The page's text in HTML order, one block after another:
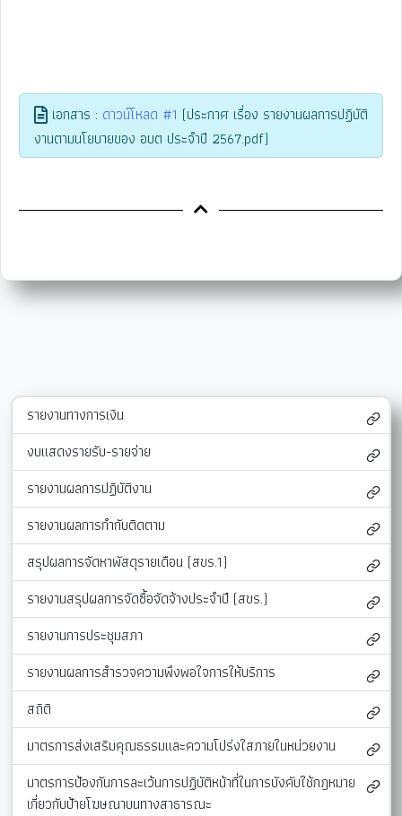
เอกสาร : ดาวน์โหลด #1 (ประกาศ เรื่อง รายงานผลการปฏิบัติ
งานตามนโยบายของ อบต ประจำปี 2567.pdf)
รายงานทางการเงิน
งบแสดงรายรับ-รายจ่าย
รายงานผลการปฏิบัติงาน
รายงานผลการกำกับติดตาม
สรุปผลการจัดหาพัสดุรายเดือน (สขร.1)
รายงานสรุปผลการจัดซื้อจัดจ้างประจำปี (สขร.)
รายงานการประชุมสภา
รายงานผลการสำรวจความพึงพอใจการให้บริการ
สถิติ
มาตรการส่งเสริมคุณธรรมและความโปร่งใสภายในหน่วยงาน
มาตรการป้องกันการละเว้นการปฏิบัติหน้าที่ในการบังคับใช้กฎหมาย
เกี่ยวกับป้ายโฆษณาบนทางสาธารณะ